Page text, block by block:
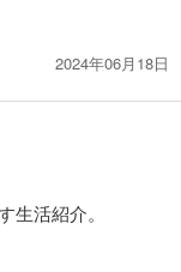
2024年06月18日
活紹介。